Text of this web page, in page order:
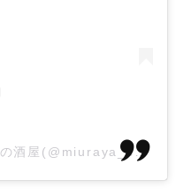
酒舗 三浦屋｜鹿児島県 出水市 の酒屋(@miuraya_syotyu)がシェアした投稿